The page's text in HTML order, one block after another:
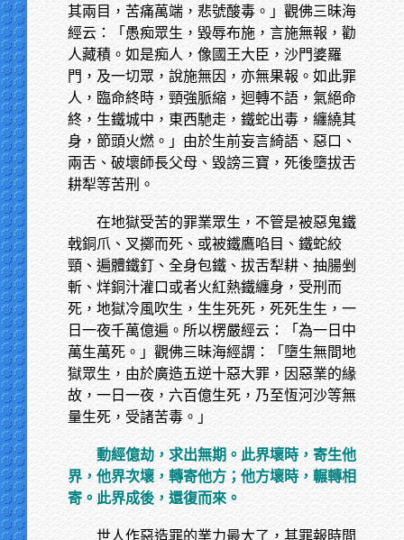
其兩目，苦痛萬端，悲號酸毒。」觀佛三昧海
經云：「愚痴眾生，毀辱布施，言施無報，勸
人藏積。如是痴人，像國王大臣，沙門婆羅
門，及一切眾，說施無因，亦無果報。如此罪
人，臨命終時，頸強脈縮，迴轉不語，氣絕命
終，生鐵城中，東西馳走，鐵蛇出毒，纏繞其
身，節頭火燃。」由於生前妄言綺語、惡口、
兩舌、破壞師長父母、毀謗三寶，死後墮拔舌
耕犁等苦刑。
在地獄受苦的罪業眾生，不管是被惡鬼鐵
戟銅爪、叉擲而死、或被鐵鷹啗目、鐵蛇絞
頸、遍體鐵釘、全身包鐵、拔舌犁耕、抽腸剉
斬、烊銅汁灌口或者火紅熱鐵纏身，受刑而
死，地獄冷風吹生，生生死死，死死生生，一
日一夜千萬億遍。所以楞嚴經云：「為一日中
萬生萬死。」觀佛三昧海經謂：「墮生無間地
獄眾生，由於廣造五逆十惡大罪，因惡業的緣
故，一日一夜，六百億生死，乃至恆河沙等無
量生死，受諸苦毒。」
動經億劫，求出無期。此界壞時，寄生他
界，他界次壞，轉寄他方；他方壞時，輾轉相
寄。此界成後，還復而來。
世人作惡造罪的業力最大了，其罪報時間